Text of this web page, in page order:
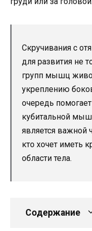
Скручивания с
для развития не
групп мышц
укреплению
очередь
кубитальной
является важной
кто хочет иметь
области тела.
Содержание